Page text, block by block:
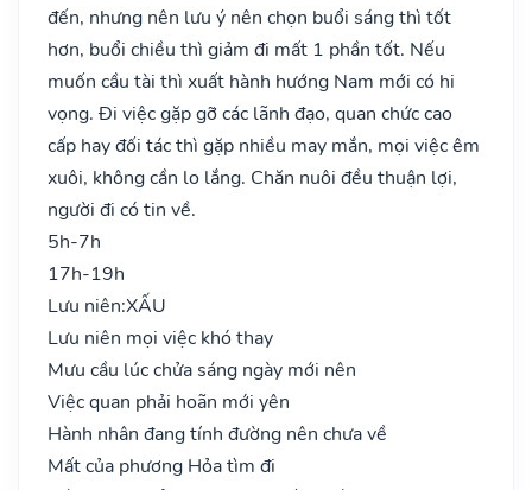
đến, nhưng nên lưu ý nên chọn buổi sáng thì tốt
hơn, buổi chiều thì giảm đi mất 1 phần tốt. Nếu
muốn cầu tài thì xuất hành hướng Nam mới có hi
vọng. Đi việc gặp gỡ các lãnh đạo, quan chức cao
cấp hay đối tác thì gặp nhiều may mắn, mọi việc êm
xuôi, không cần lo lắng. Chăn nuôi đều thuận lợi,
người đi có tin về.
5h-7h
17h-19h
Lưu niên:XẤU
Lưu niên mọi việc khó thay
Mưu cầu lúc chửa sáng ngày mới nên
Việc quan phải hoãn mới yên
Hành nhân đang tính đường nên chưa về
Mất của phương Hỏa tìm đi